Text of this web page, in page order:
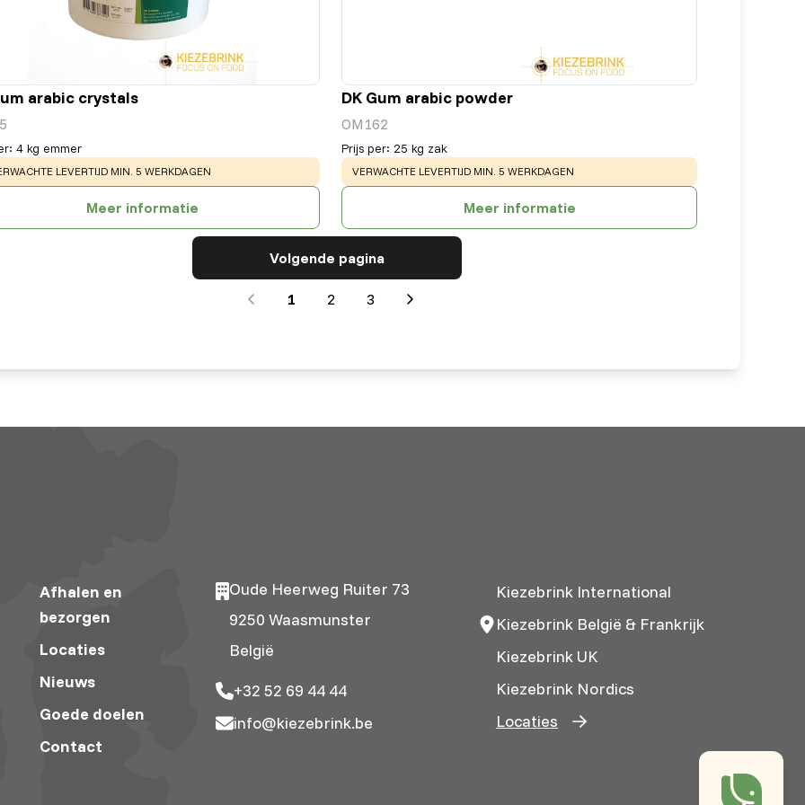
arabic crystals
: 4 kg emmer
: LEVERTIJD MIN. 5 WERKDAGEN
Meer informatie
DK Gum arabic powder
OM162
Prijs per: 25 kg zak
WARNING:
VERWACHTE LEVERTIJD MIN. 5 WERKDAGEN
Meer informatie
Volgende pagina
1 2 3
Next
Afhalen en
bezorgen
Locaties
Nieuws
Goede doelen
Contact
Oude Heerweg Ruiter 73
9250 Waasmunster
België
+32 52 69 44 44
info@kiezebrink.be
Kiezebrink International
Kiezebrink België & Frankrijk
Kiezebrink UK
Kiezebrink Nordics
Locaties